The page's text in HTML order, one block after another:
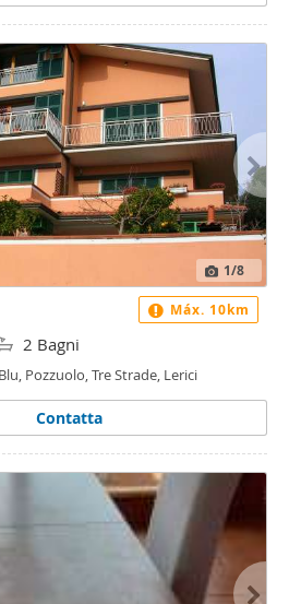
1/8
2 Bagni
Pozzuolo, Tre Strade, Lerici
Contatta
Máx. 10km